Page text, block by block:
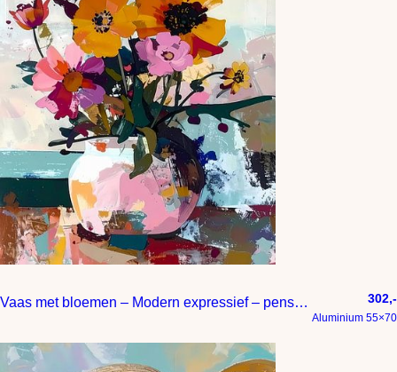
Vaas met bloemen – Modern expressief – penseelstreken en abstracte kleurige vlakken 302,-
Aluminium 55×70